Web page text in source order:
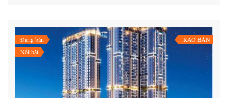
Đang bán
Nổi bật
RAO BÁN